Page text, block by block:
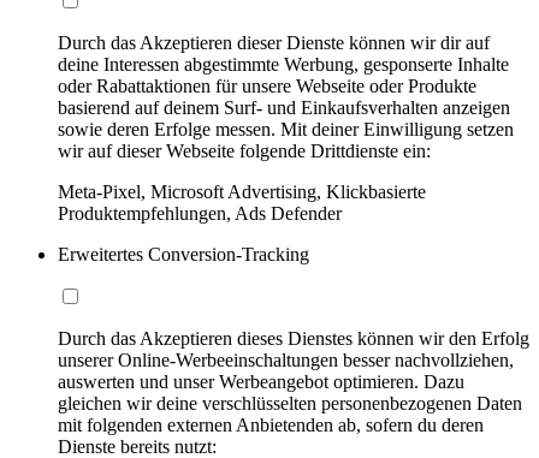
Durch das Akzeptieren dieser Dienste können wir dir auf
deine Interessen abgestimmte Werbung, gesponserte Inhalte
oder Rabattaktionen für unsere Webseite oder Produkte
basierend auf deinem Surf- und Einkaufsverhalten anzeigen
sowie deren Erfolge messen. Mit deiner Einwilligung setzen
wir auf dieser Webseite folgende Drittdienste ein:
Meta-Pixel, Microsoft Advertising, Klickbasierte
Produktempfehlungen, Ads Defender
Erweitertes Conversion-Tracking
Durch das Akzeptieren dieses Dienstes können wir den Erfolg
unserer Online-Werbeeinschaltungen besser nachvollziehen,
auswerten und unser Werbeangebot optimieren. Dazu
gleichen wir deine verschlüsselten personenbezogenen Daten
mit folgenden externen Anbietenden ab, sofern du deren
Dienste bereits nutzt: